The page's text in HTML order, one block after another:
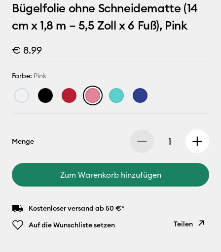
Bügelfolie ohne Schneidematte (14
cm x 1,8 m – 5,5 Zoll x 6 Fuß), Pink
€ 8.99
Farbe: Pink
Menge
Zum Warenkorb hinzufügen
Kostenloser versand ab 50 €*
Auf die Wunschliste setzen
Teilen